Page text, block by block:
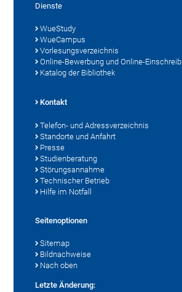
Dienste
WueStudy
WueCampus
Vorlesungsverzeichnis
Online-Bewerbung und Online-
Katalog der Bibliothek
Kontakt
Telefon- und Adressverzeichnis
Standorte und Anfahrt
Presse
Studienberatung
Störungsannahme
Technischer Betrieb
Hilfe im Notfall
Seitenoptionen
Sitemap
Bildnachweise
Nach oben
Letzte Änderung: